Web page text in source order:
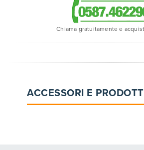
Chiama gratuitamente e
ACCESSORI E